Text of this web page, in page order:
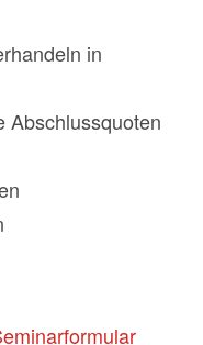
in
Abschlussquoten